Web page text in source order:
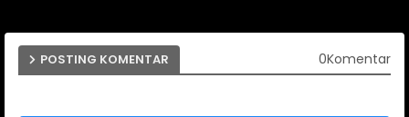
POSTING KOMENTAR 0Komentar